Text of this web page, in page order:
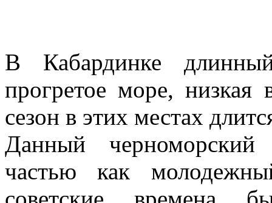
В Кабардинке
прогретое море, низкая
сезон в этих местах
Данный черноморский
частью как